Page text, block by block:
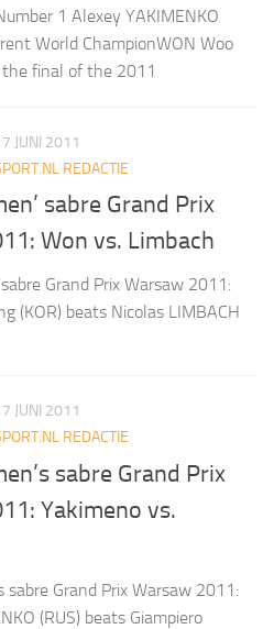
1 Alexey YAKIMENKO
World ChampionWON Woo
the final of the 2011
JUNI 2011
REDACTIE
sabre Grand Prix
Won vs. Limbach
Grand Prix Warsaw 2011:
(KOR) beats Nicolas LIMBACH
JUNI 2011
REDACTIE
sabre Grand Prix
Yakimeno vs.
sabre Grand Prix Warsaw 2011:
(RUS) beats Giampiero